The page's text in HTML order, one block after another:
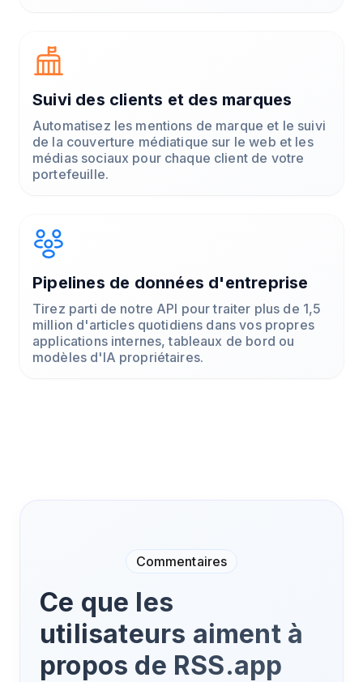
Suivi des clients et des marques
Automatisez les mentions de marque et le suivi
de la couverture médiatique sur le web et les
médias sociaux pour chaque client de votre
portefeuille.
Pipelines de données d'entreprise
Tirez parti de notre API pour traiter plus de 1,5
million d'articles quotidiens dans vos propres
applications internes, tableaux de bord ou
modèles d'IA propriétaires.
Commentaires
Ce que les
utilisateurs aiment à
propos de RSS.app